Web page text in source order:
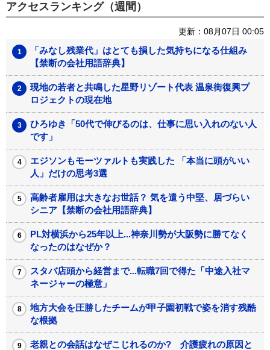
アクセスランキング（週間）
更新：08月07日 00:05
「みなし残業代」はとても損した気持ちになる仕組み
【禁断の会社用語辞典】
現地の若者と共鳴した星野リゾート代表 温泉街復興プ
ロジェクトの現在地
ひろゆき「50代で伸びるのは、仕事に思い入れのない人
です」
エジソンもモーツァルトも実践した 「本当に頭がいい
人」だけの思考3選
高齢者雇用は大きなお世話？ 気を遣う中堅、居づらい
シニア【禁断の会社用語辞典】
PL対横浜から25年以上...神奈川勢が大阪勢に勝てなく
なったのはなぜか？
スタバ店頭から経営まで...転職7回で得た「中途入社マ
ネージャーの極意」
地方大会を圧勝したチームが甲子園初戦で姿を消す残酷
な根拠
老親との会話はなぜこじれるのか? 介護疲れの原因と